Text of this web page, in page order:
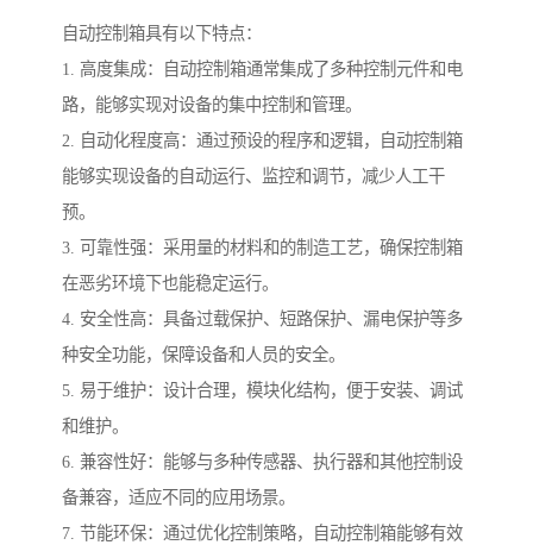
自动控制箱具有以下特点：
1. 高度集成：自动控制箱通常集成了多种控制元件和电
路，能够实现对设备的集中控制和管理。
2. 自动化程度高：通过预设的程序和逻辑，自动控制箱
能够实现设备的自动运行、监控和调节，减少人工干
预。
3. 可靠性强：采用量的材料和的制造工艺，确保控制箱
在恶劣环境下也能稳定运行。
4. 安全性高：具备过载保护、短路保护、漏电保护等多
种安全功能，保障设备和人员的安全。
5. 易于维护：设计合理，模块化结构，便于安装、调试
和维护。
6. 兼容性好：能够与多种传感器、执行器和其他控制设
备兼容，适应不同的应用场景。
7. 节能环保：通过优化控制策略，自动控制箱能够有效